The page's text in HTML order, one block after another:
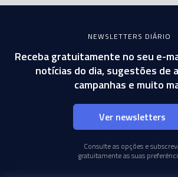
NEWSLETTERS DIÁRIO
Receba gratuitamente no seu e-
notícias do dia, sugestões de
campanhas e muito
Ver newsletters
Consulte as opções e
gratuitamente as suas